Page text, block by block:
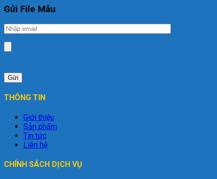
Gửi File Mẫu
THÔNG TIN
Giới thiệu
Sản phẩm
Tin tức
Liên hệ
CHÍNH SÁCH DỊCH VỤ